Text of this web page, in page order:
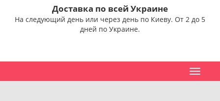
Доставка по всей Украине
На следующий день или через день по Киеву. От 2 до 5
дней по Украине.
Toggle